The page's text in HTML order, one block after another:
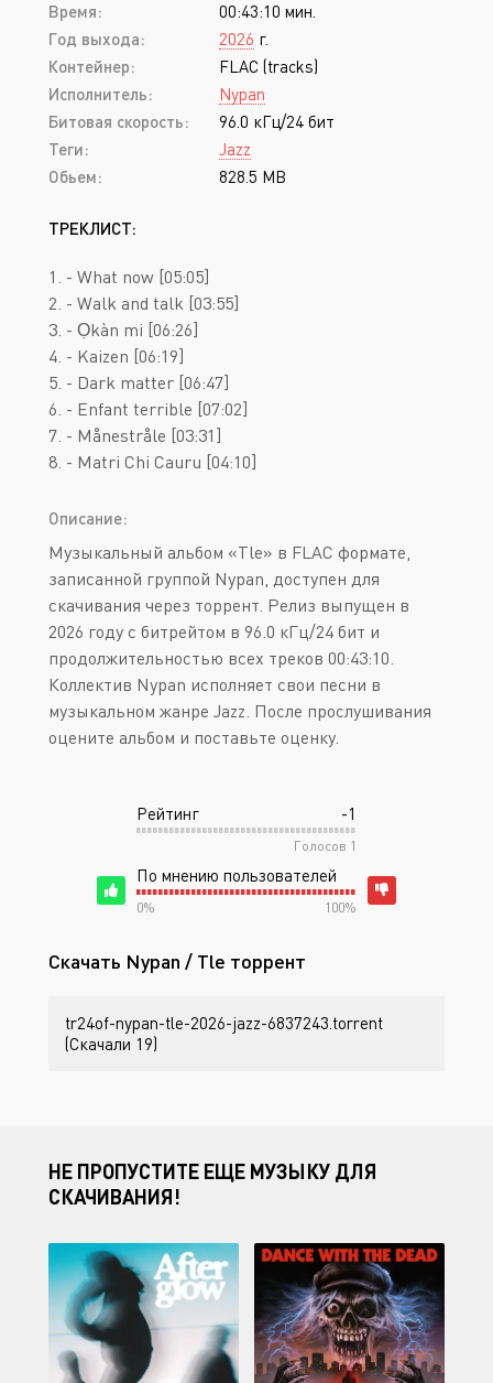
Время:
00:43:10 мин.
Год выхода:
2026 г.
Контейнер:
FLAC (tracks)
Исполнитель:
Nypan
Битовая скорость:
96.0 кГц/24 бит
Теги:
Jazz
Обьем:
828.5 MB
ТРЕКЛИСТ:
1. - What now [05:05]
2. - Walk and talk [03:55]
3. - Ọkàn mi [06:26]
4. - Kaizen [06:19]
5. - Dark matter [06:47]
6. - Enfant terrible [07:02]
7. - Månestråle [03:31]
8. - Matri Chi Cauru [04:10]
Описание:
Музыкальный альбом «Tle» в FLAC формате,
записанной группой Nypan, доступен для
скачивания через торрент. Релиз выпущен в
2026 году с битрейтом в 96.0 кГц/24 бит и
продолжительностью всех треков 00:43:10.
Коллектив Nypan исполняет свои песни в
музыкальном жанре Jazz. После прослушивания
оцените альбом и поставьте оценку.
Рейтинг -1
Голосов 1
По мнению пользователей
0% 100%
Скачать Nypan / Tle торрент
tr24of-nypan-tle-2026-jazz-6837243.torrent
(Скачали 19)
НЕ ПРОПУСТИТЕ ЕЩЕ МУЗЫКУ ДЛЯ
СКАЧИВАНИЯ!